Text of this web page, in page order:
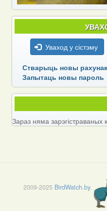
Уваход у сістэму
Стварыць новы рахунак
Запытаць новы пароль
Зараз няма зарэгістраваных
2009-2025 BirdWatch.by.